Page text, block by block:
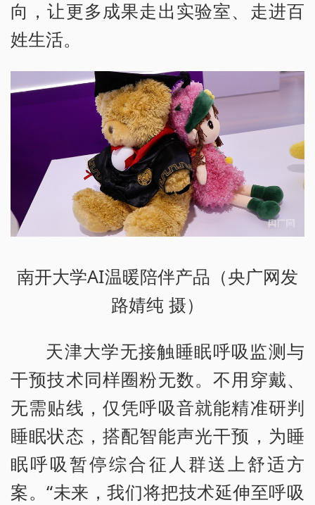
向，让更多成果走出实验室、走进百
姓生活。
南开大学AI温暖陪伴产品（央广网发
路婧纯 摄）
天津大学无接触睡眠呼吸监测与
干预技术同样圈粉无数。不用穿戴、
无需贴线，仅凭呼吸音就能精准研判
睡眠状态，搭配智能声光干预，为睡
眠呼吸暂停综合征人群送上舒适方
案。“未来，我们将把技术延伸至呼吸